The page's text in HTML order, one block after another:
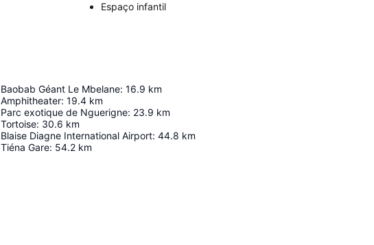
Espaço infantil
Baobab Géant Le Mbelane: 16.9 km
Amphitheater: 19.4 km
Parc exotique de Nguerigne: 23.9 km
Tortoise: 30.6 km
Blaise Diagne International Airport: 44.8 km
Tiéna Gare: 54.2 km